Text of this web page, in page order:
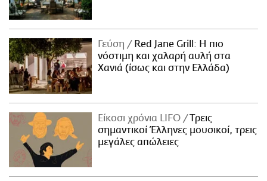
Γεύση
Red Jane Grill: Η πιο
νόστιμη και χαλαρή αυλή στα
Χανιά (ίσως και στην Ελλάδα)
Είκοσι χρόνια LIFO
Tρεις
σημαντικοί Έλληνες μουσικοί, τρεις
μεγάλες απώλειες